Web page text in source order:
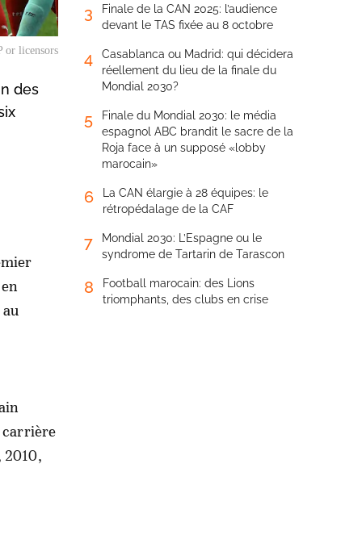
or licensors
des
carrière
2010,
3
Finale de la CAN 2025: l’audience
devant le TAS fixée au 8 octobre
4
Casablanca ou Madrid: qui décidera
réellement du lieu de la finale du
Mondial 2030?
5
Finale du Mondial 2030: le média
espagnol ABC brandit le sacre de la
Roja face à un supposé «lobby
marocain»
6
La CAN élargie à 28 équipes: le
rétropédalage de la CAF
7
Mondial 2030: L’Espagne ou le
syndrome de Tartarin de Tarascon
8
Football marocain: des Lions
triomphants, des clubs en crise